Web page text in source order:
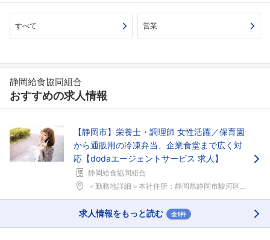
フォローしました
こちらの企業もフォローしませんか？
すべて 営業
静岡給食協同組合
おすすめの求人情報
【静岡市】栄養士・調理師 女性活躍／保育園
から通販用の冷凍弁当、企業食堂まで広く対
応【dodaエージェントサービス 求人】
静岡給食協同組合
＜勤務地詳細＞本社住所：静岡県静岡市駿河区北丸子1...
求人情報をもっと読む 全1件